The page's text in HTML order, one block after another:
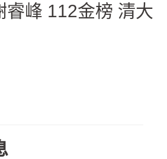
睿峰 112金榜 清大